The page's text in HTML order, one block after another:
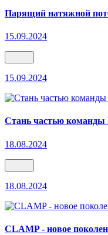
Парящий натяжной
15.09.2024
15.09.2024
Стань частью команды
18.08.2024
18.08.2024
CLAMP - новое